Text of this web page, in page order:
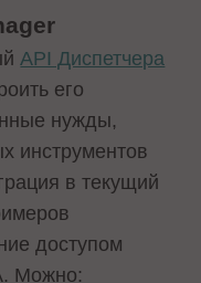
API Диспетчера
его
нужды,
инструментов
в текущий
доступом
Можно: